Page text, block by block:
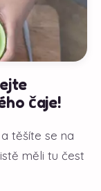
čaje!
těšíte se na
měli tu čest